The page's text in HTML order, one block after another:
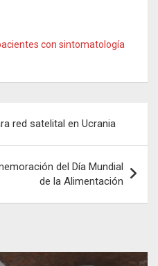
con sintomatología
red satelital en Ucrania
del Día Mundial
de la Alimentación